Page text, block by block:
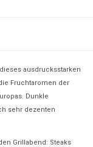
ausdrucksstarken
Fruchtaromen der
Dunkle
sehr dezenten
Grillabend: Steaks